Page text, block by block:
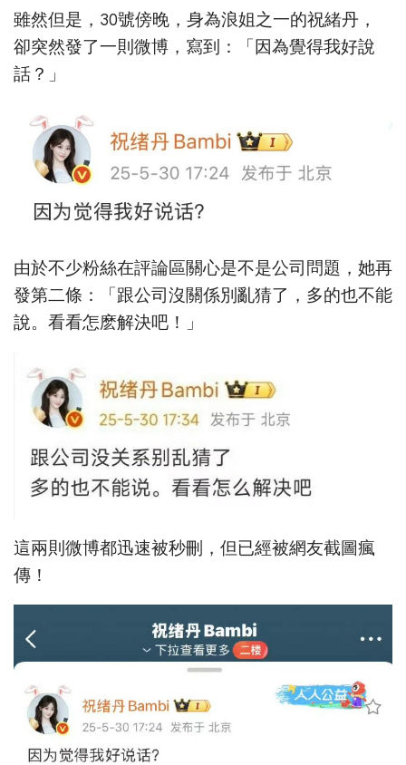
雖然但是，30號傍晚，身為浪姐之一的祝緒丹，
卻突然發了一則微博，寫到：「因為覺得我好說
話？」
由於不少粉絲在評論區關心是不是公司問題，她再
發第二條：「跟公司沒關係別亂猜了，多的也不能
說。看看怎麽解決吧！」
這兩則微博都迅速被秒刪，但已經被網友截圖瘋
傳！